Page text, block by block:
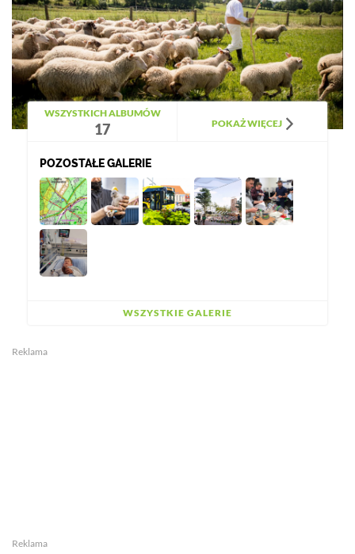
WSZYSTKICH ALBUMÓW
17 POKAŻ WIĘCEJ
POZOSTAŁE GALERIE
WSZYSTKIE GALERIE
Reklama
Reklama